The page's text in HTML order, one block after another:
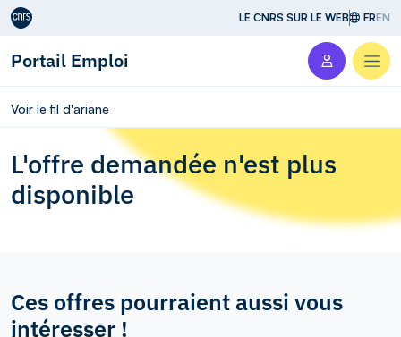
Aller au contenu LE CNRS SUR LE WEB FREN
Portail Emploi
Voir le fil d'ariane
L'offre demandée n'est plus
disponible
Ces offres pourraient aussi vous
intéresser !